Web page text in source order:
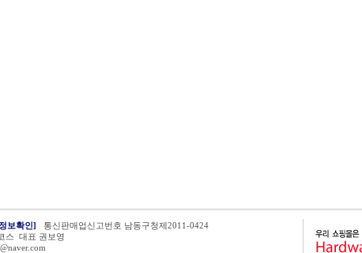
보확인]
통신판매업신고번호 남동구청제2011-0424
스 대표 권보영